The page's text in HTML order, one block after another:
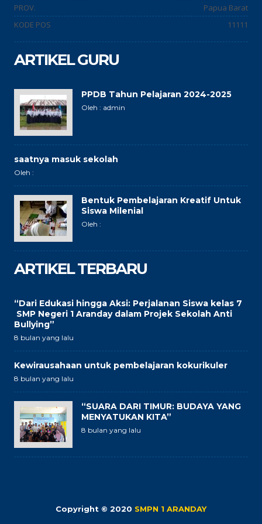
PROV.
Papua Barat
KODE POS
11111
ARTIKEL GURU
PPDB Tahun Pelajaran 2024-2025
Oleh : admin
saatnya masuk sekolah
Oleh :
Bentuk Pembelajaran Kreatif Untuk
Siswa Milenial
Oleh :
ARTIKEL TERBARU
“Dari Edukasi hingga Aksi: Perjalanan Siswa kelas 7
SMP Negeri 1 Aranday dalam Projek Sekolah Anti
Bullying”
8 bulan yang lalu
Kewirausahaan untuk pembelajaran kokurikuler
8 bulan yang lalu
“SUARA DARI TIMUR: BUDAYA YANG
MENYATUKAN KITA”
8 bulan yang lalu
Copyright © 2020 SMPN 1 ARANDAY